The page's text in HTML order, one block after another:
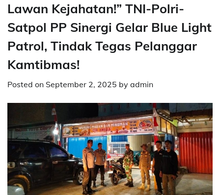
Lawan Kejahatan!” TNI-Polri-
Satpol PP Sinergi Gelar Blue Light
Patrol, Tindak Tegas Pelanggar
Kamtibmas!
Posted on September 2, 2025 by admin